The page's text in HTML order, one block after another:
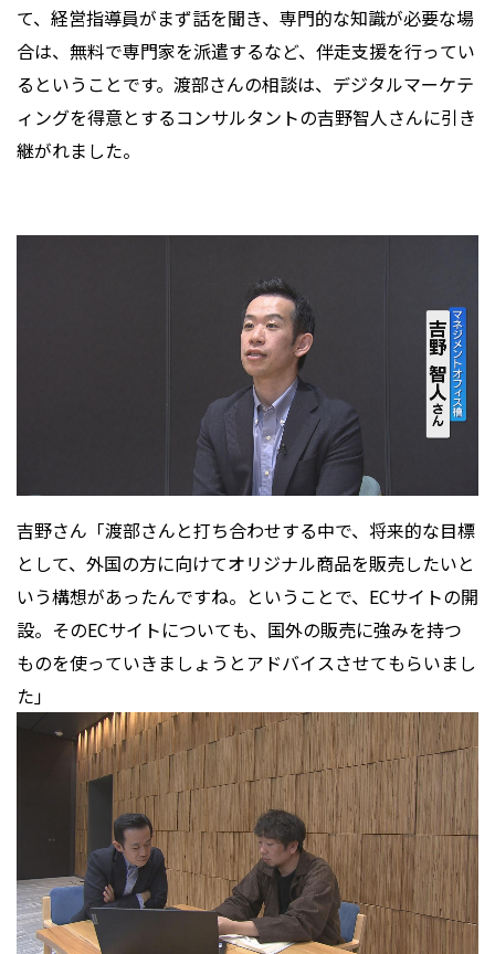
て、経営指導員がまず話を聞き、専門的な知識が必要な場
合は、無料で専門家を派遣するなど、伴走支援を行ってい
るということです。渡部さんの相談は、デジタルマーケテ
ィングを得意とするコンサルタントの吉野智人さんに引き
継がれました。
吉野さん「渡部さんと打ち合わせする中で、将来的な目標
として、外国の方に向けてオリジナル商品を販売したいと
いう構想があったんですね。ということで、ECサイトの開
設。そのECサイトについても、国外の販売に強みを持つ
ものを使っていきましょうとアドバイスさせてもらいまし
た」